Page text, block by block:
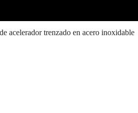
acelerador trenzado en acero inoxidable